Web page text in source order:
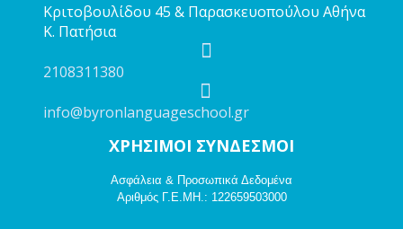
Κριτοβουλίδου 45 & Παρασκευοπούλου Αθήνα
Κ. Πατήσια
2108311380
info@byronlanguageschool.gr
ΧΡΗΣΙΜΟΙ ΣΥΝΔΕΣΜΟΙ
Ασφάλεια & Προσωπικά Δεδομένα
Αριθμός Γ.Ε.ΜΗ.: 122659503000